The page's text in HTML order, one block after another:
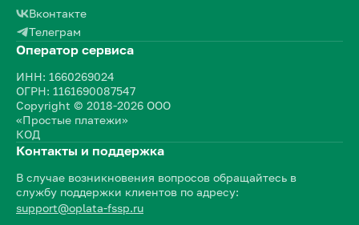
Вконтакте
Телеграм
Оператор сервиса
ИНН: 1660269024
ОГРН: 1161690087547
Copyright © 2018-2026 ООО
«Простые платежи»
КОД
Контакты и поддержка
В случае возникновения вопросов обращайтесь в
службу поддержки клиентов по адресу:
support@oplata-fssp.ru